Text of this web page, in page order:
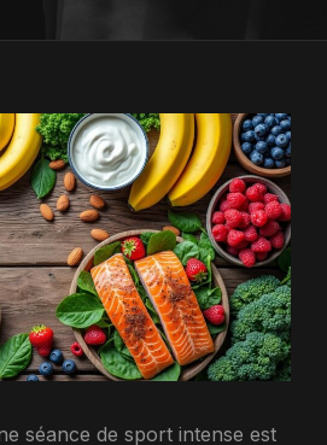
séance de sport intense est